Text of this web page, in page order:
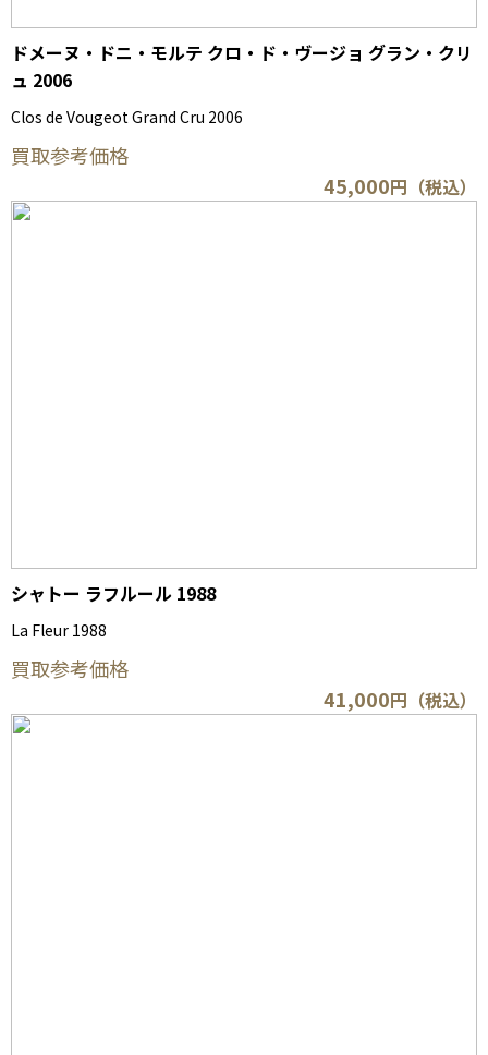
ドメーヌ・ドニ・モルテ クロ・ド・ヴージョ グラン・クリ
ュ 2006
Clos de Vougeot Grand Cru 2006
買取参考価格
45,000円（税込）
シャトー ラフルール 1988
La Fleur 1988
買取参考価格
41,000円（税込）